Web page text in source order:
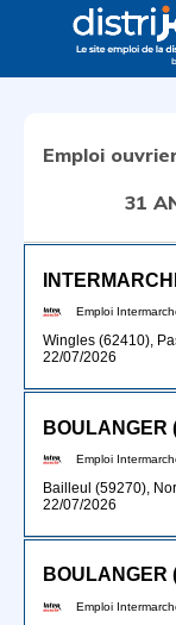
Emploi
31
Emploi
Wingles (62410),
22/07/2026
BOULANGER
Emploi
Bailleul (59270),
22/07/2026
BOULANGER
Emploi